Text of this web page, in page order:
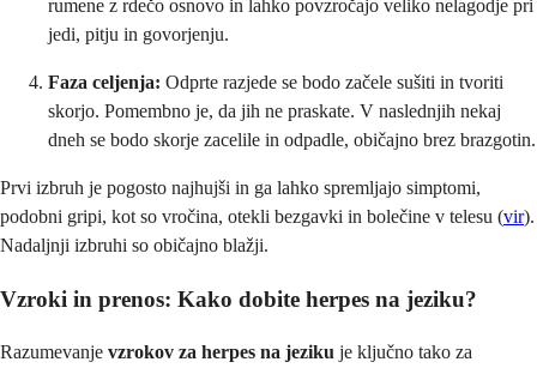
rumene z rdečo osnovo in lahko povzročajo veliko nelagodje pri
jedi, pitju in govorjenju.
Faza celjenja: Odprte razjede se bodo začele sušiti in tvoriti
skorjo. Pomembno je, da jih ne praskate. V naslednjih nekaj
dneh se bodo skorje zacelile in odpadle, običajno brez brazgotin.
Prvi izbruh je pogosto najhujši in ga lahko spremljajo simptomi,
podobni gripi, kot so vročina, otekli bezgavki in bolečine v telesu (vir).
Nadaljnji izbruhi so običajno blažji.
Vzroki in prenos: Kako dobite herpes na jeziku?
Razumevanje vzrokov za herpes na jeziku je ključno tako za